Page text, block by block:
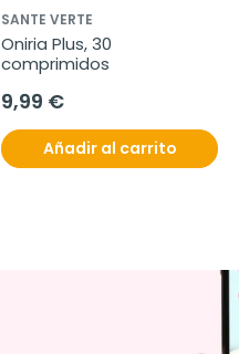
SANTE VERTE
Oniria Plus, 30
comprimidos
9,99 €
Añadir al carrito